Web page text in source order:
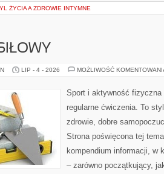
ŻYCIA A ZDROWIE INTYMNE
LIP - 4 - 2026 MOŻLIWOŚĆ
Sport i aktywność
regularne ćwiczenia. To
zdrowie, dobre
Strona poświęcona tej
kompendium informacji, w
– zarówno początkujący,